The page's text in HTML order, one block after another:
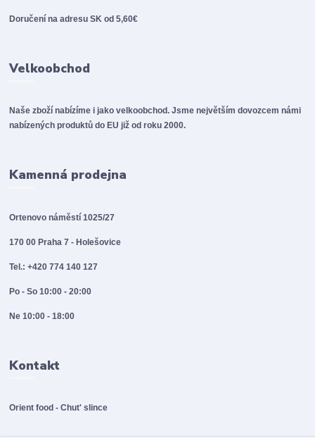
Doručení na adresu SK od 5,60€
Velkoobchod
Naše zboží nabízíme i jako velkoobchod. Jsme největším dovozcem námi
nabízených produktů do EU již od roku 2000.
Kamenná prodejna
Ortenovo náměstí 1025/27
170 00 Praha 7 - Holešovice
Tel.: +420 774 140 127
Po - So 10:00 - 20:00
Ne 10:00 - 18:00
Kontakt
Orient food - Chut' slince